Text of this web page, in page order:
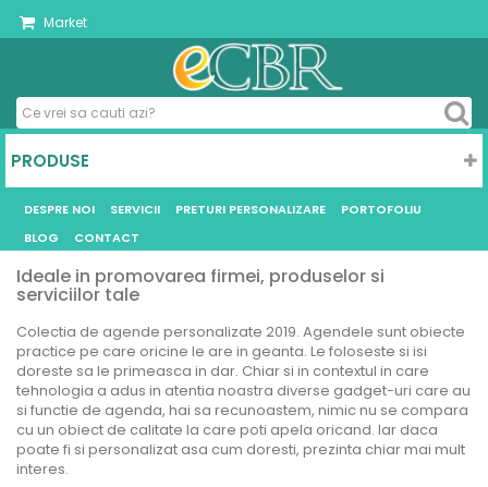
Market
PRODUSE
DESPRE NOI SERVICII PRETURI PERSONALIZARE
PORTOFOLIU
BLOG
CONTACT
Ideale in promovarea firmei, produselor si
serviciilor tale
Colectia de agende personalizate 2019. Agendele sunt obiecte
practice pe care oricine le are in geanta. Le foloseste si isi
doreste sa le primeasca in dar. Chiar si in contextul in care
tehnologia a adus in atentia noastra diverse gadget-uri care au
si functie de agenda, hai sa recunoastem, nimic nu se compara
cu un obiect de calitate la care poti apela oricand. Iar daca
poate fi si personalizat asa cum doresti, prezinta chiar mai mult
interes.